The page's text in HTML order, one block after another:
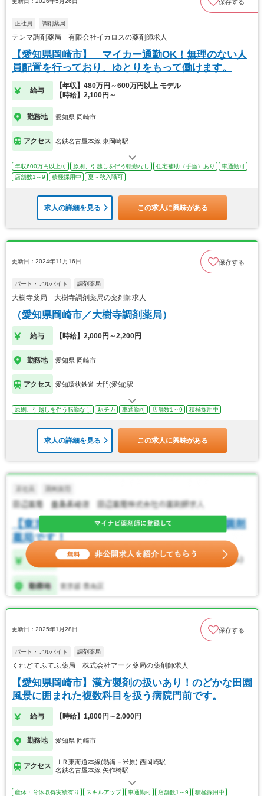
保存する
正社員 調剤薬局
テンマ調剤薬局 有限会社イカロスの薬剤師求人
【愛知県岡崎市】 マイカー通勤OK！無理のない人
員配置を行っており、ゆとりをもって働けます。
給与
【年収】480万円～600万円以上 モデル
【時給】2,100円～
勤務地 愛知県 岡崎市
アクセス 名鉄名古屋本線 東岡崎駅
年収600万円以上可 原則、引越しを伴う転勤なし 住宅補助（手当）あり
車通勤可
店舗数1～9
積極採用中 夏～秋入職可
求人の詳細を見る この求人に興味がある
更新日：2024年11月16日 保存する
パート・アルバイト 調剤薬局
大樹寺薬局 大樹寺調剤薬局の薬剤師求人
（愛知県岡崎市／大樹寺調剤薬局）
給与 【時給】2,000円～2,200円
勤務地 愛知県 岡崎市
アクセス 愛知環状鉄道 大門(愛知)駅
原則、引越しを伴う転勤なし 駅チカ 車通勤可 店舗数1～9 積極採用中
求人の詳細を見る この求人に興味がある
更新日：2025年1月28日 保存する
パート・アルバイト 調剤薬局
くれどてふてふ薬局 株式会社アーク薬局の薬剤師求人
【愛知県岡崎市】漢方製剤の扱いあり！のどかな田園
風景に囲まれた複数科目を扱う病院門前です。
給与 【時給】1,800円～2,000円
勤務地 愛知県 岡崎市
アクセス
ＪＲ東海道本線(熱海－米原) 西岡崎駅
名鉄名古屋本線 矢作橋駅
産休・育休取得実績有り スキルアップ 車通勤可 店舗数1～9 積極採用中